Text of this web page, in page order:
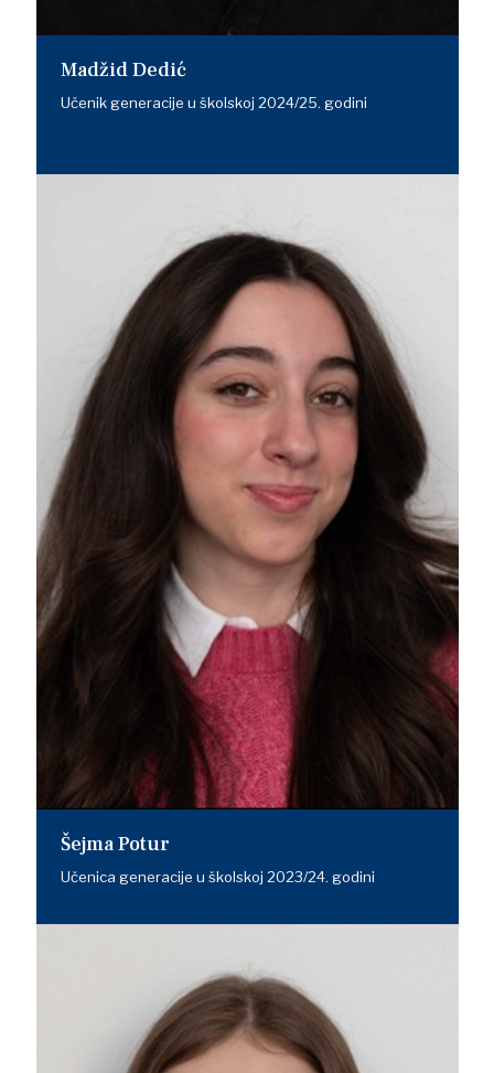
Madžid Dedić
Učenik generacije u školskoj 2024/25. godini
Šejma Potur
Učenica generacije u školskoj 2023/24. godini